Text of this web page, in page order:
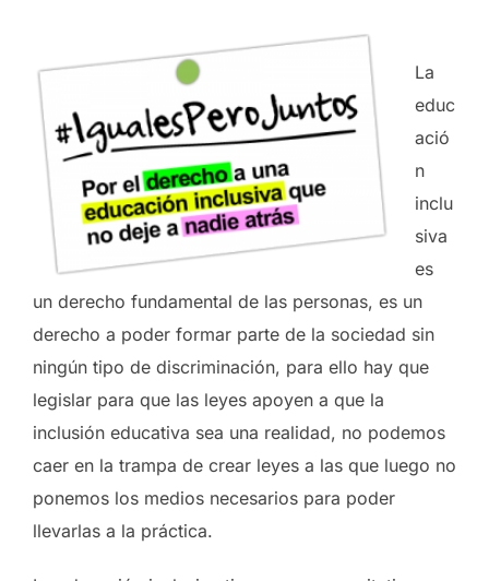
La
educ
ació
n
inclu
siva
es
un derecho fundamental de las personas, es un
derecho a poder formar parte de la sociedad sin
ningún tipo de discriminación, para ello hay que
legislar para que las leyes apoyen a que la
inclusión educativa sea una realidad, no podemos
caer en la trampa de crear leyes a las que luego no
ponemos los medios necesarios para poder
llevarlas a la práctica.